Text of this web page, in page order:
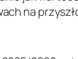
na